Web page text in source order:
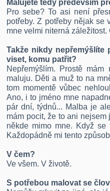
Malujete tedy především
Pro sebe? To asi není
potřeby. Z potřeby nějak se
mne velmi niterná
Takže nikdy nepřemýšlíte
viset, komu patřit?
Nepřemýšlím. Prostě
maluju. Děti a muž to na
tom momentě vůbec
Ano, i to jméno mne
pár dní, týdnů... Malba je
mám pocit, že to ani
někde mimo mne. Když
Každopádně mi tento
V čem?
Ve všem. V životě.
S potřebou malovat se